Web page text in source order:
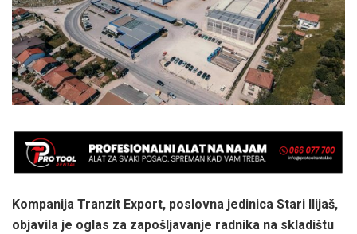
Kompanija Tranzit Export, poslovna jedinica Stari Ilijaš,
objavila je oglas za zapošljavanje radnika na skladištu